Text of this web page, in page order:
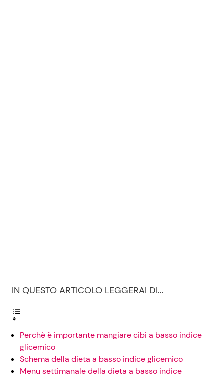
IN QUESTO ARTICOLO LEGGERAI DI...
Perchè è importante mangiare cibi a basso indice
glicemico
Schema della dieta a basso indice glicemico
Menu settimanale della dieta a basso indice